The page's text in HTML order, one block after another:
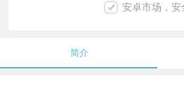
安卓市场，安
简介